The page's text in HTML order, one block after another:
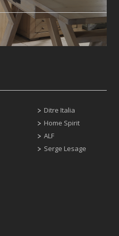
Ditre Italia
Home Spirit
ALF
Serge Lesage